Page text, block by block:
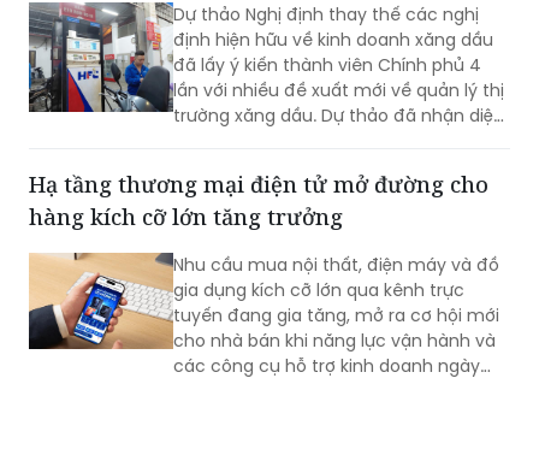
Dự thảo Nghị định thay thế các nghị
định hiện hữu về kinh doanh xăng dầu
đã lấy ý kiến thành viên Chính phủ 4
lần với nhiều đề xuất mới về quản lý thị
trường xăng dầu. Dự thảo đã nhận diện
trường xăng dầu.
Hạ tầng thương mại điện tử mở đường cho
hàng kích cỡ lớn tăng trưởng
Nhu cầu mua nội thất, điện máy và đồ
gia dụng kích cỡ lớn qua kênh trực
tuyến đang gia tăng, mở ra cơ hội mới
cho nhà bán khi năng lực vận hành và
các công cụ hỗ trợ kinh doanh ngày